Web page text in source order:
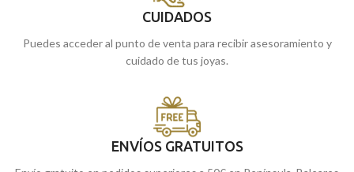
CUIDADOS
Puedes acceder al punto de venta para recibir asesoramiento y
cuidado de tus joyas.
ENVÍOS GRATUITOS